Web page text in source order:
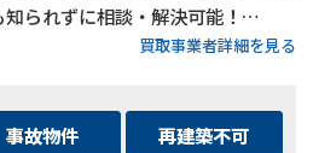
られずに相談・解決可能！
金の問題の相談・解決の実績！◆
題などの法律相談も可能！
買取事業者詳細を見る
事故物件
再建築不可